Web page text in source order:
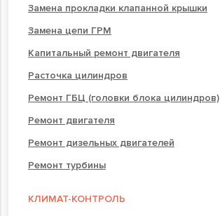
Замена прокладки клапанной крышки
Замена цепи ГРМ
Капитальный ремонт двигателя
Расточка цилиндров
Ремонт ГБЦ (головки блока цилиндров)
Ремонт двигателя
Ремонт дизельных двигателей
Ремонт турбины
КЛИМАТ-КОНТРОЛЬ